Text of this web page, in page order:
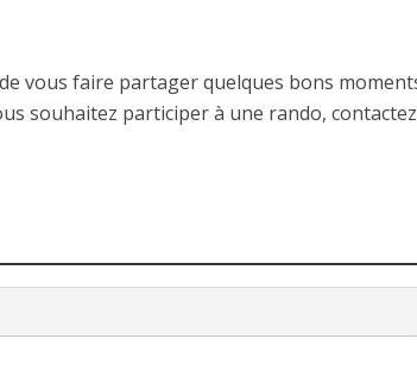
vous faire partager quelques bons
souhaitez participer à une rando,